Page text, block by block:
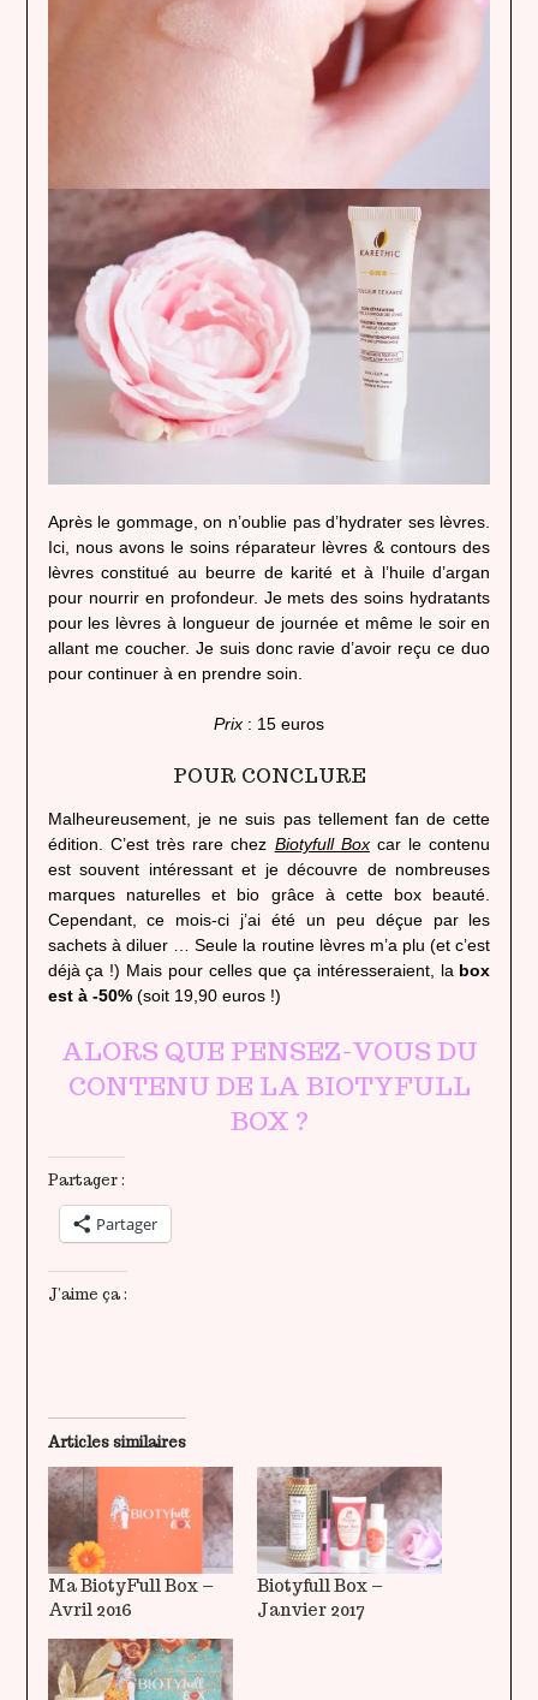
Après le gommage, on n’oublie pas d’hydrater ses lèvres.
Ici, nous avons le soins réparateur lèvres & contours des
lèvres constitué au beurre de karité et à l’huile d’argan
pour nourrir en profondeur. Je mets des soins hydratants
pour les lèvres à longueur de journée et même le soir en
allant me coucher. Je suis donc ravie d’avoir reçu ce duo
pour continuer à en prendre soin.
Prix : 15 euros
POUR CONCLURE
Malheureusement, je ne suis pas tellement fan de cette
édition. C’est très rare chez Biotyfull Boxcar le contenu
est souvent intéressant et je découvre de nombreuses
marques naturelles et bio grâce à cette box beauté.
Cependant, ce mois-ci j’ai été un peu déçue par les
sachets à diluer … Seule la routine lèvres m’a plu (et c’est
déjà ça !) Mais pour celles que ça intéresseraient, la box
est à -50%(soit 19,90 euros !)
ALORS QUE PENSEZ-VOUS DU
CONTENU DE LA BIOTYFULL
BOX ?
Partager :
Partager
J’aime ça :
Articles similaires
Ma BiotyFull Box –
Avril 2016
Biotyfull Box –
Janvier 2017